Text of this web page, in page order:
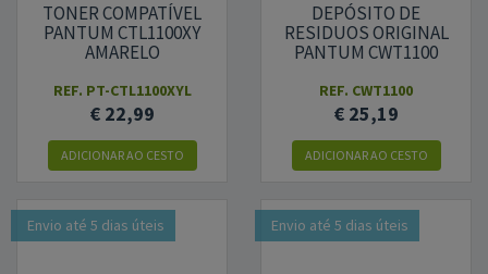
TONER COMPATÍVEL
PANTUM CTL1100XY
AMARELO
REF. PT-CTL1100XYL
€ 22,99
ADICIONARAO CESTO
DEPÓSITO DE
RESIDUOS ORIGINAL
PANTUM CWT1100
REF. CWT1100
€ 25,19
ADICIONARAO CESTO
Envio até 5 dias úteis Envio até 5 dias úteis